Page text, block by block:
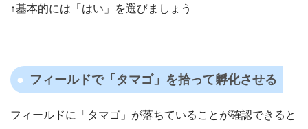
↑基本的には「はい」を選びましょう
フィールドで「タマゴ」を拾って孵化させる
フィールドに「タマゴ」が落ちていることが確認できると